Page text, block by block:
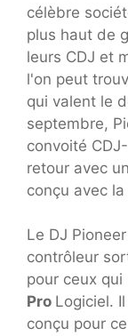
célèbre
plus haut de
leurs CDJ et
l'on peut
qui valent le
septembre,
convoité
retour avec
conçu avec
Le DJ Pioneer
contrôleur
pour ceux
Pro Logiciel.
conçu pour